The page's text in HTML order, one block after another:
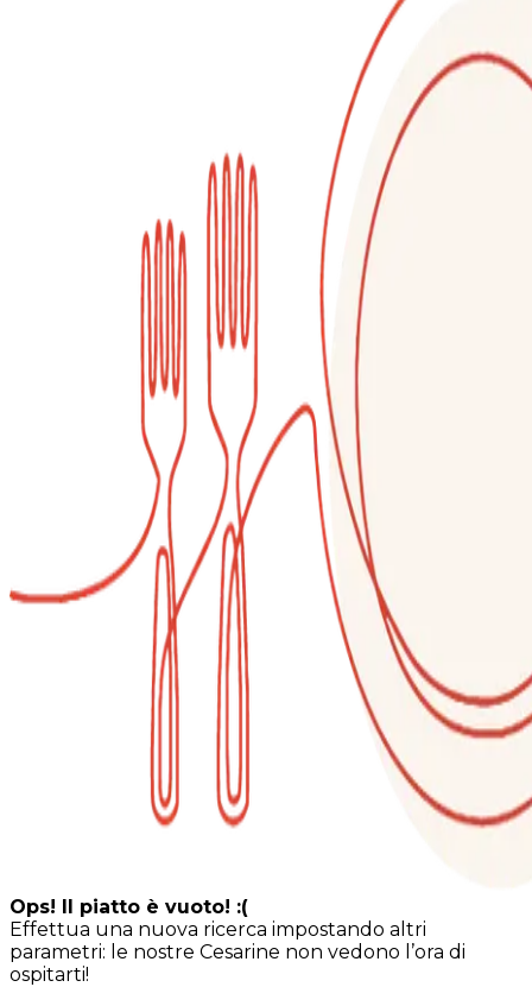
Ops! Il piatto è vuoto! :(
Effettua una nuova ricerca impostando altri
parametri: le nostre Cesarine non vedono l’ora di
ospitarti!